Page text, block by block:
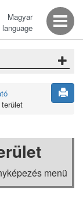
Magyar
menü